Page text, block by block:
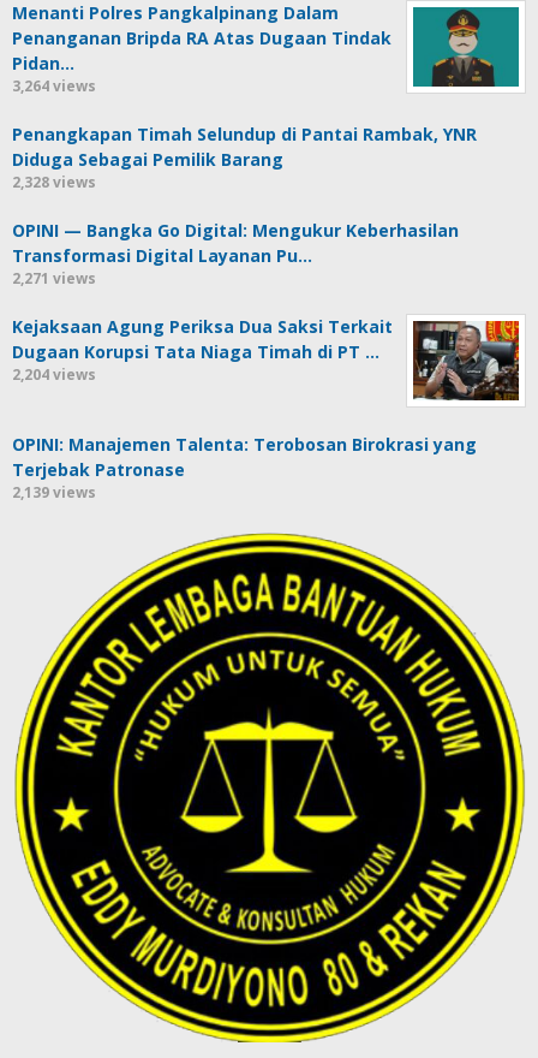
Menanti Polres Pangkalpinang Dalam
Penanganan Bripda RA Atas Dugaan Tindak
Pidan…
3,264 views
Penangkapan Timah Selundup di Pantai Rambak, YNR
Diduga Sebagai Pemilik Barang
2,328 views
OPINI — Bangka Go Digital: Mengukur Keberhasilan
Transformasi Digital Layanan Pu…
2,271 views
Kejaksaan Agung Periksa Dua Saksi Terkait
Dugaan Korupsi Tata Niaga Timah di PT …
2,204 views
OPINI: Manajemen Talenta: Terobosan Birokrasi yang
Terjebak Patronase
2,139 views